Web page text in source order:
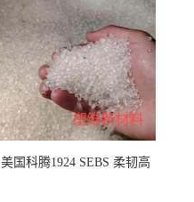
美国科腾1924 SEBS 柔韧高